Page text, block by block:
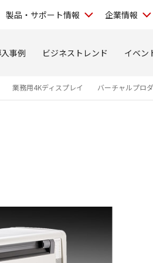
製品・サポート情報 企業情報
事例 ビジネストレンド イベン
業務用4Kディスプレイ バーチャルプロ